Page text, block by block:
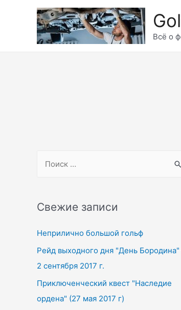
содержимому
Всё о
r
h
f
o
r
:
Свежие записи
Неприлично большой гольф
Рейд выходного дня "День
2 сентября 2017 г.
Приключенческий квест "Наследие
ордена" (27 мая 2017 г)